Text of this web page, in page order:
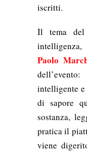
iscritti.
Il tema
Paolo
dell’evento:
intelligente
di sapore
sostanza,
pratica il
viene